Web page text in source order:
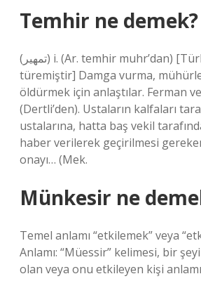
Temhir ne demek?
(ﺗﻤﻬﻴﺮ) i. (Ar. temhіr muhr’dan) [Türkçeden
türemiştir] Damga vurma,
öldürmek için anlaştılar. Ferman
(Dertli’den). Ustaların kalfaları
ustalarına, hatta baş vekil
haber verilerek geçirilmesi
onayı… (Mek.
Münkesir ne
Temel anlamı “etkilemek” veya
Anlamı: “Müessir” kelimesi, bir
olan veya onu etkileyen kişi